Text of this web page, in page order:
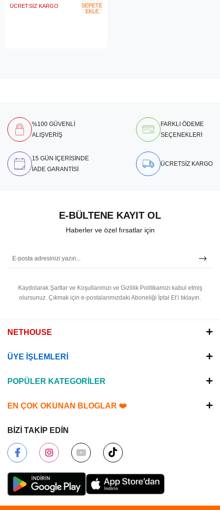
ÜCRETSIZ KARGO
SEPETE
EKLE
%100 GÜVENLİ
ALIŞVERİŞ
FARKLI ÖDEME
SEÇENEKLERİ
15 GÜN İÇERİSİNDE
İADE GARANTİSİ
ÜCRETSİZ KARGO
E-BÜLTENE KAYIT OL
Haberler ve özel fırsatlar için
Kaydolarak Şartlar ve Koşullarımızı ve Gizlilik Politikamızı kabul etmiş
olursunuz. Çıkmak için e-postalarımızdaki Aboneliği İptal Et’i tıklayın.
NETHOUSE
ÜYE İŞLEMLERİ
POPÜLER KATEGORİLER
EN ÇOK OKUNAN BLOGLAR ❤️
BİZİ TAKİP EDİN